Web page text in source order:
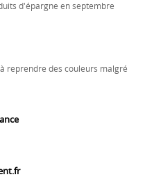
d'épargne en septembre
reprendre des couleurs malgré